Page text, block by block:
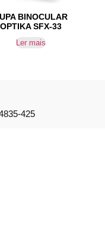
BINOCULAR
OPTIKA SFX-33
Ler mais
425